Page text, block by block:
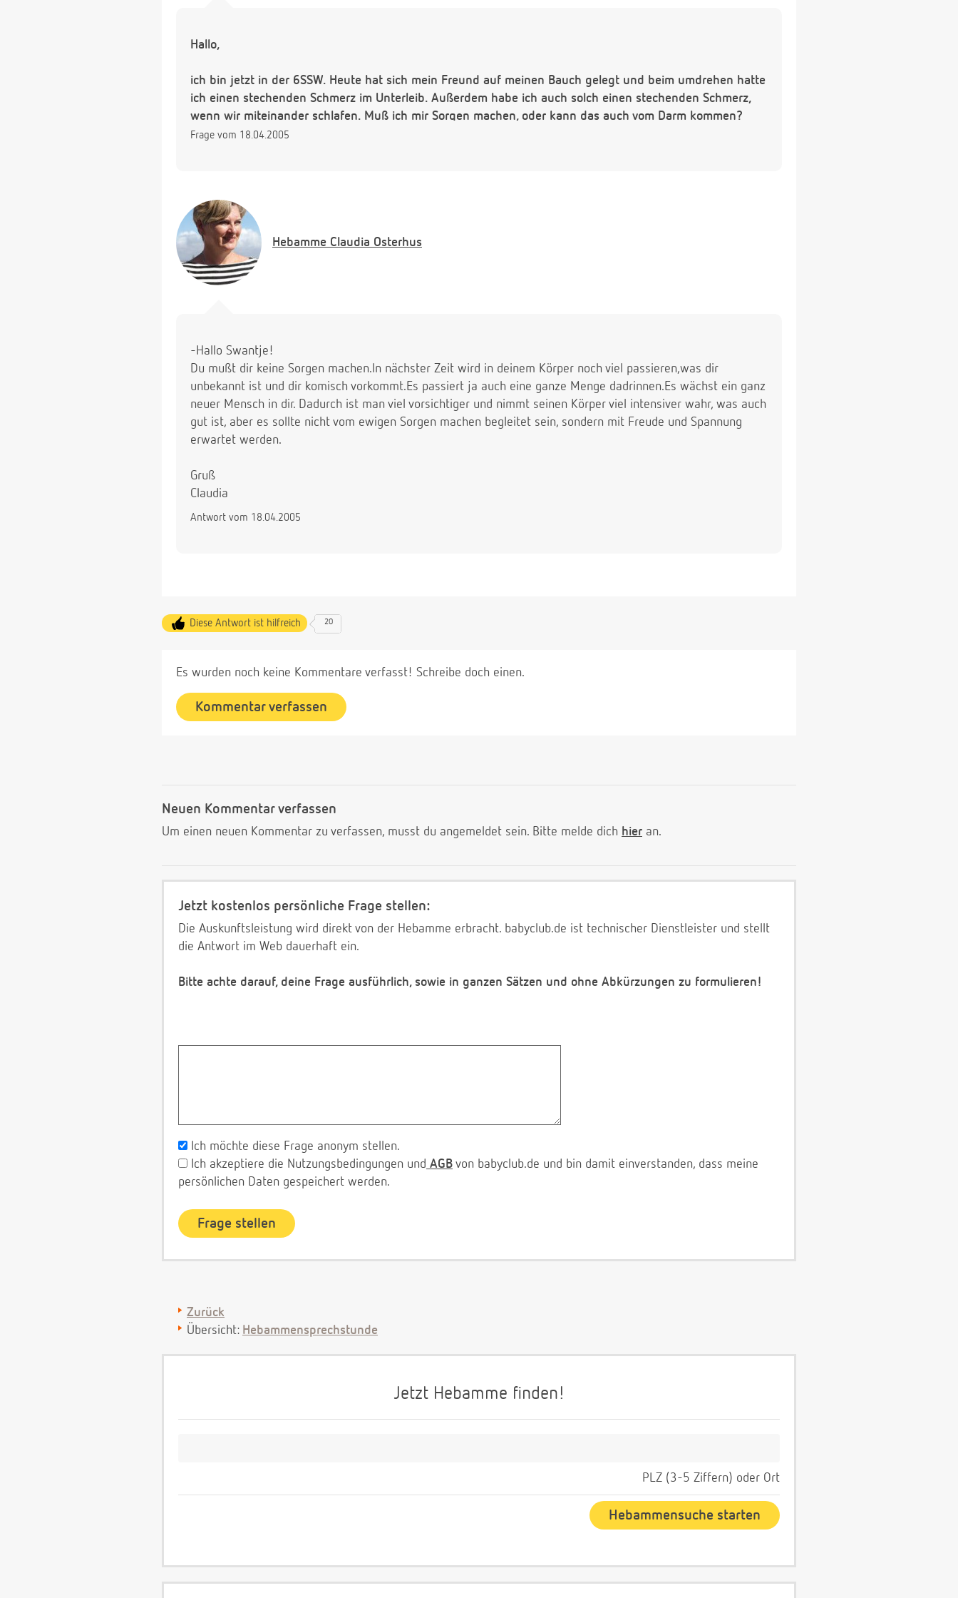
Hallo,
ich bin jetzt in der 6SSW. Heute hat sich mein Freund auf meinen Bauch gelegt und beim umdrehen hatte
ich einen stechenden Schmerz im Unterleib. Außerdem habe ich auch solch einen stechenden Schmerz,
wenn wir miteinander schlafen. Muß ich mir Sorgen machen, oder kann das auch vom Darm kommen?
Frage vom 18.04.2005
Hebamme Claudia Osterhus
-Hallo Swantje!
Du mußt dir keine Sorgen machen.In nächster Zeit wird in deinem Körper noch viel passieren,was dir
unbekannt ist und dir komisch vorkommt.Es passiert ja auch eine ganze Menge dadrinnen.Es wächst ein ganz
neuer Mensch in dir. Dadurch ist man viel vorsichtiger und nimmt seinen Körper viel intensiver wahr, was auch
gut ist, aber es sollte nicht vom ewigen Sorgen machen begleitet sein, sondern mit Freude und Spannung
erwartet werden.
Gruß
Claudia
Antwort vom 18.04.2005
Diese Antwort ist hilfreich 20
Es wurden noch keine Kommentare verfasst! Schreibe doch einen.
Kommentar verfassen
Neuen Kommentar verfassen
Um einen neuen Kommentar zu verfassen, musst du angemeldet sein. Bitte melde dich hier an.
Jetzt kostenlos persönliche Frage stellen:
Die Auskunftsleistung wird direkt von der Hebamme erbracht. babyclub.de ist technischer Dienstleister und stellt
die Antwort im Web dauerhaft ein.
Bitte achte darauf, deine Frage ausführlich, sowie in ganzen Sätzen und ohne Abkürzungen zu formulieren!
Ich möchte diese Frage anonym stellen.
Ich akzeptiere die Nutzungsbedingungen und AGB von babyclub.de und bin damit einverstanden, dass meine
persönlichen Daten gespeichert werden.
Zurück
Übersicht: Hebammensprechstunde
Jetzt Hebamme finden!
PLZ (3-5 Ziffern) oder Ort